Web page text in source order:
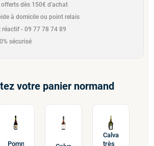
offerts dès 150€ d'achat
à domicile ou point relais
réactif - 09 77 78 74 89
sécurisé
votre panier normand
Pommeau
Calvados
très